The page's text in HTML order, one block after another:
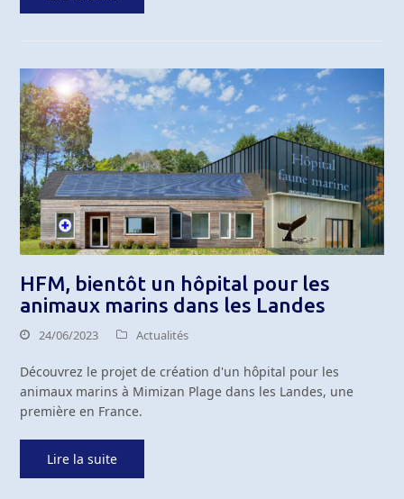
HFM, bientôt un hôpital pour les
animaux marins dans les Landes
24/06/2023 Actualités
Découvrez le projet de création d'un hôpital pour les
animaux marins à Mimizan Plage dans les Landes, une
première en France.
Lire la suite